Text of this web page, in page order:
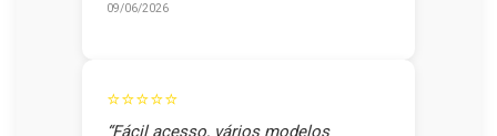
09/06/2026
⭐⭐⭐⭐⭐
“Fácil acesso, vários modelos